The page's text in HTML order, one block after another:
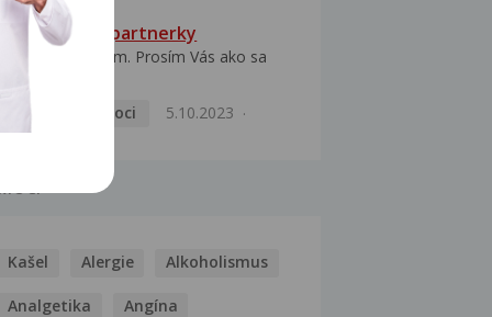
HPV typ 52 u partnerky
Dobrý deň prajem. Prosím Vás ako sa
Pohlavní nemoci
5.10.2023
Kašel Alergie Alkoholismus
Analgetika Angína